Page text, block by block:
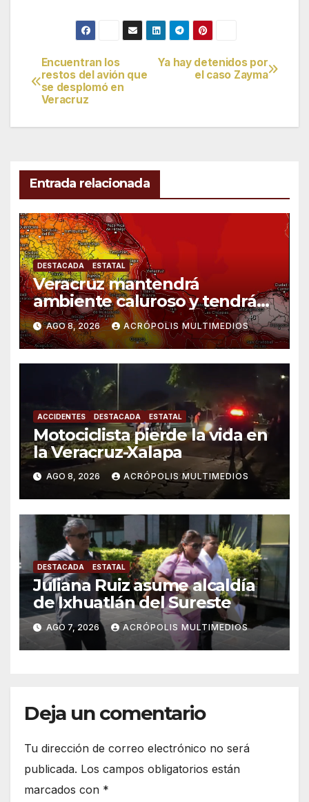
Navegación
de
entradas
Ya hay detenidos por
el caso Zayma
Encuentran los
restos del avión que
se desplomó en
Veracruz
Entrada relacionada
DESTACADA ESTATAL
Veracruz mantendrá
ambiente caluroso y tendrá
lluvias
AGO 8, 2026 ACRÓPOLIS MULTIMEDIOS
ACCIDENTES DESTACADA ESTATAL
Motociclista pierde la vida en
la Veracruz-Xalapa
AGO 8, 2026 ACRÓPOLIS MULTIMEDIOS
DESTACADA ESTATAL
Juliana Ruiz asume alcaldía
de Ixhuatlán del Sureste
AGO 7, 2026 ACRÓPOLIS MULTIMEDIOS
Deja un comentario
Tu dirección de correo electrónico no será
publicada. Los campos obligatorios están
marcados con *